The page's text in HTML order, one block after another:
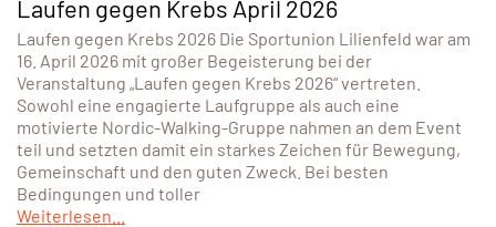
Laufen gegen Krebs April 2026
Laufen gegen Krebs 2026 Die Sportunion Lilienfeld war am
16. April 2026 mit großer Begeisterung bei der
Veranstaltung „Laufen gegen Krebs 2026“ vertreten.
Sowohl eine engagierte Laufgruppe als auch eine
motivierte Nordic-Walking-Gruppe nahmen an dem Event
teil und setzten damit ein starkes Zeichen für Bewegung,
Gemeinschaft und den guten Zweck. Bei besten
Bedingungen und toller
Weiterlesen...